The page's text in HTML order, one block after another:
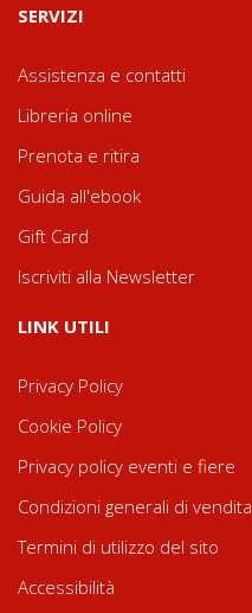
SERVIZI
Assistenza e contatti
Libreria online
Prenota e ritira
Guida all'ebook
Gift Card
Iscriviti alla Newsletter
LINK UTILI
Privacy Policy
Cookie Policy
Privacy policy eventi e fiere
Condizioni generali di vendita
Termini di utilizzo del sito
Accessibilità